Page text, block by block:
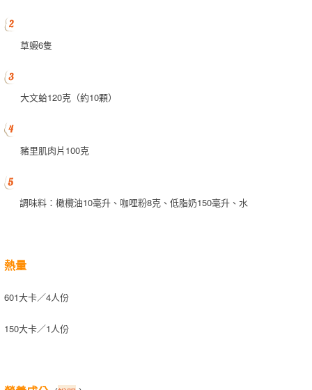
草蝦6隻
大文蛤120克（約10顆）
豬里肌肉片100克
調味料：橄欖油10毫升、咖哩粉8克、低脂奶150毫升、水
熱量
601大卡／4人份
150大卡／1人份